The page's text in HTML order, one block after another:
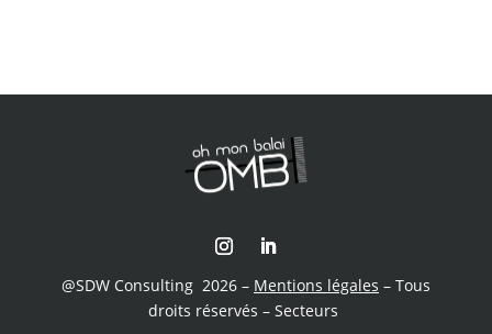
@SDW Consulting2026 – Mentions légales – Tous
droits réservés – Secteurs